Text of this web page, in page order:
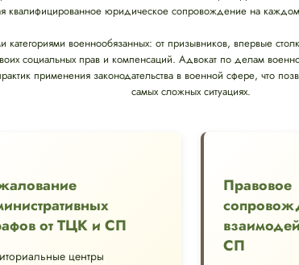
квалифицированное юридическое сопровождение на
категориями военнообязанных: от призывников, впервые
социальных прав и компенсаций. Адвокат по делам
применения законодательства в военной сфере, что
самых сложных ситуациях.
от ТЦК и СП
центры
Правовое
СП